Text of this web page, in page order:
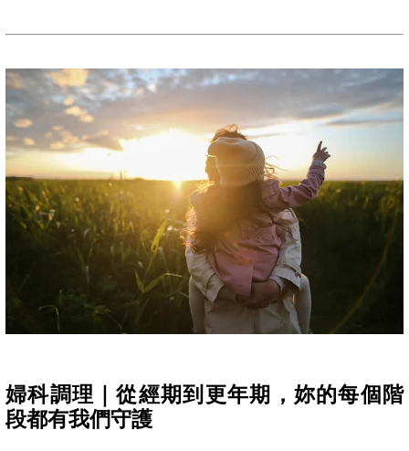
婦科調理｜從經期到更年期，妳的每個階
段都有我們守護